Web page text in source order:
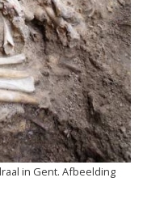
in Gent. Afbeelding